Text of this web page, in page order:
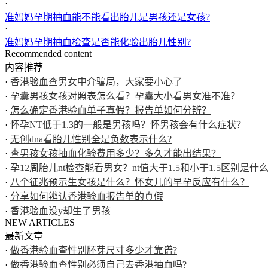
·
准妈妈孕期抽血能不能看出胎儿是男孩还是女孩?
·
准妈妈孕期抽血检查是否能化验出胎儿性别?
Recommended content
内容推荐
· 香港验血查男女中介骗局，大家要小心了
· 孕囊男孩女孩对照表怎么看？孕囊大小看男女准不准？
· 怎么确定香港验血单子真假？报告单如何分辨？
· 怀孕NT低于1.3的一般是男孩吗？怀男孩会有什么症状？
· 无创dna看胎儿性别全是负数表示什么?
· 查男孩女孩抽血化验费用多少？多久才能出结果？
· 孕12周胎儿nt检查能看男女？nt值大于1.5和小于1.5区别是什
· 八个征兆预示生女孩是什么？怀女儿的早孕反应有什么？
· 分享如何辨认香港验血报告单的真假
· 香港验血没y却生了男孩
NEW ARTICLES
最新文章
· 做香港验血查性别胚芽尺寸多少才靠谱?
· 做香港验血查性别必须自己去香港抽血吗?